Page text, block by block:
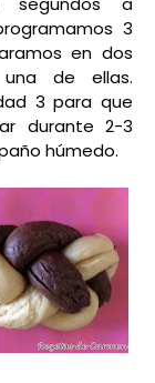
3
en dos
de ellas.
3 para que
durante 2-3
húmedo.